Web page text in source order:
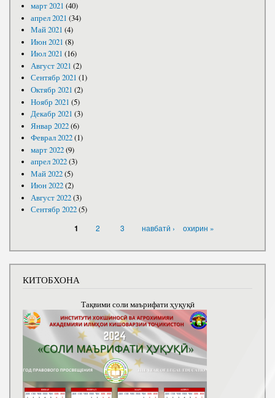
март 2021 (40)
апрел 2021 (34)
Май 2021 (4)
Июн 2021 (8)
Июл 2021 (16)
Август 2021 (2)
Сентябр 2021 (1)
Октябр 2021 (2)
Ноябр 2021 (5)
Декабр 2021 (3)
Январ 2022(6)
Феврал 2022(1)
март 2022(9)
апрел 2022(3)
Май 2022(5)
Июн 2022(2)
Август 2022(3)
Сентябр 2022(5)
1 2 3 навбатӣ › охирин »
КИТОБХОНА
Тақвими соли маърифати ҳуқуқӣ